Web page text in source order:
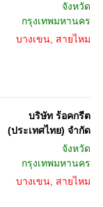
จังหวัด
กรุงเทพมหานคร
บางเขน, สายไหม
บริษัท ร้อคกรีต
(ประเทศไทย) จำกัด
จังหวัด
กรุงเทพมหานคร
บางเขน, สายไหม